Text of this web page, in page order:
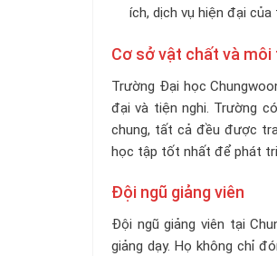
ích, dịch vụ hiện đại của
Cơ sở vật chất và
Trường Đại học
đại và tiện nghi. Trường
chung, tất cả đều được
học tập tốt nhất để phát
Đội ngũ giảng viên
Đội ngũ giảng viên tại
giảng dạy. Họ không chỉ